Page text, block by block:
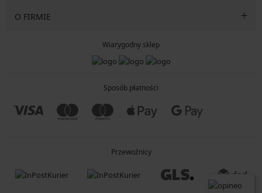
O FIRMIE
Wiarygodny sklep
Sposób płatności
Przewoźnicy